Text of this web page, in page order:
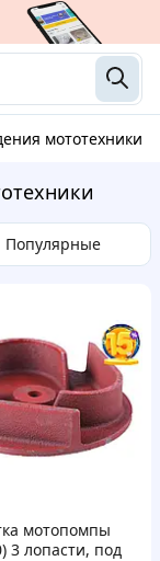
мототехники
Популярные
мотопомпы
3 лопасти, под